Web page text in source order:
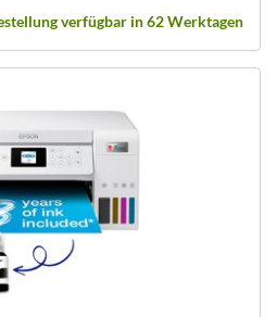
verfügbar in 62 Werktagen